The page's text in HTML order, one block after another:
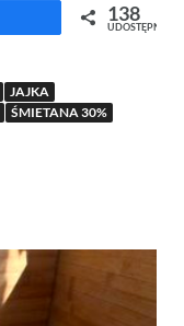
138
UDOSTĘPNIEŃ
JAJKA
ŚMIETANA 30%